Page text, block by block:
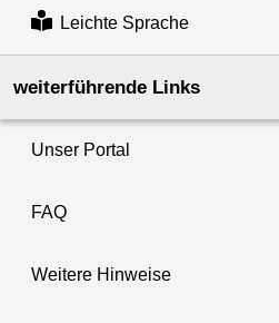
Leichte Sprache
weiterführende Links
Unser Portal
FAQ
Weitere Hinweise